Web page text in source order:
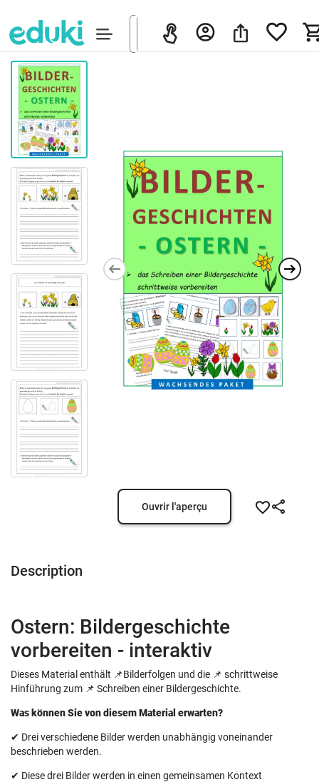
Ouvrir l'aperçu
Description
Ostern: Bildergeschichte
vorbereiten - interaktiv
Dieses Material enthält 📌Bilderfolgen und die 📌 schrittweise
Hinführung zum 📌 Schreiben einer Bildergeschichte.
Was können Sie von diesem Material erwarten?
✔ Drei verschiedene Bilder werden unabhängig voneinander
beschrieben werden.
✔ Diese drei Bilder werden in einen gemeinsamen Kontext